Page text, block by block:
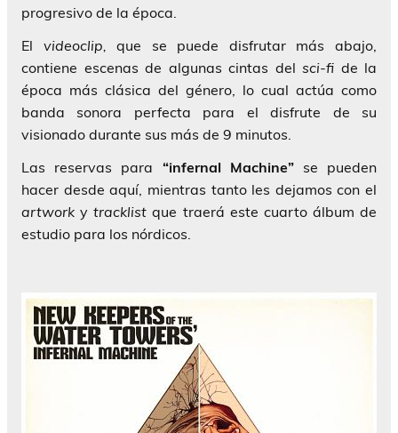
progresivo de la época.
El videoclip,
que se puede disfrutar más abajo,
contiene escenas de algunas cintas del sci-fi de la
época más clásica del género, lo cual actúa como
banda sonora perfecta para el disfrute de su
visionado durante sus más de 9 minutos.
Las reservas para “infernal Machine”se pueden
hacer desde aquí, mientras tanto les dejamos con el
artwork ytracklist que traerá este cuarto álbum de
estudio para los nórdicos.